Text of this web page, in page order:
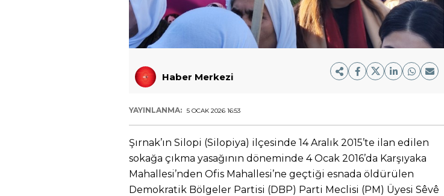
Haber Merkezi
YAYINLANMA: 5 OCAK 2026 16:53
Şırnak’ın Silopi (Silopiya) ilçesinde 14 Aralık 2015’te ilan edilen
sokağa çıkma yasağının döneminde 4 Ocak 2016’da Karşıyaka
Mahallesi’nden Ofis Mahallesi’ne geçtiği esnada öldürülen
Demokratik Bölgeler Partisi (DBP) Parti Meclisi (PM) Üyesi Sêvê